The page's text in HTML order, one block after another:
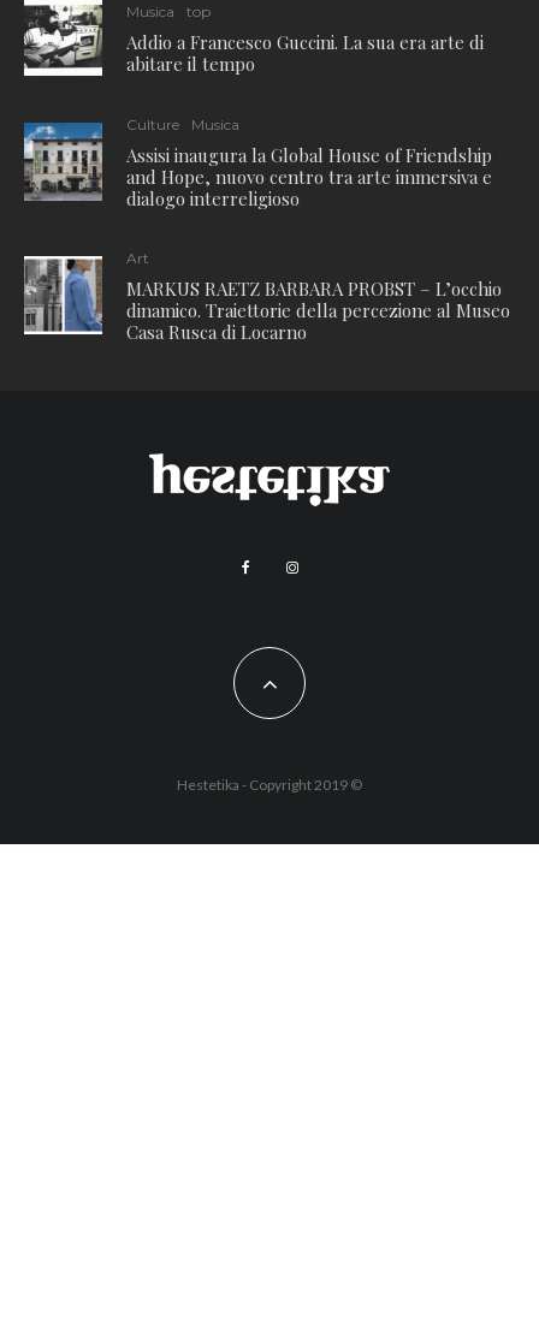
Musica top
Addio a Francesco Guccini. La sua era arte di
abitare il tempo
Culture Musica
Assisi inaugura la Global House of Friendship
and Hope, nuovo centro tra arte immersiva e
dialogo interreligioso
Art
MARKUS RAETZ BARBARA PROBST – L’occhio
dinamico. Traiettorie della percezione al Museo
Casa Rusca di Locarno
Hestetika - Copyright 2019 ©